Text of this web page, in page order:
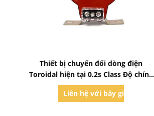
Thiết bị chuyển đổi dòng điện
Toroidal hiện tại 0.2s Class Độ chính
xác Cao cho Máy đo Năng lượng
Liên hệ với bây giờ